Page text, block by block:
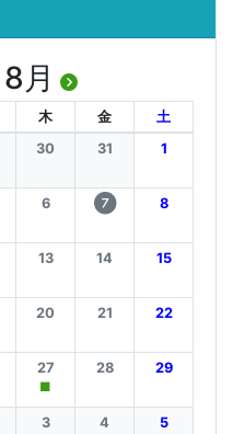
8月
木 金
土
30 31 1
6 7 8
13 14 15
20 21 22
27
■
28 29
3 4 5